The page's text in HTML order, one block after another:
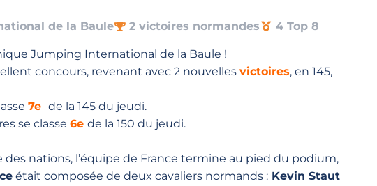
de la Baule 2 victoires normandes 4 Top 8
Jumping International de la Baule !
concours, revenant avec 2 nouvelles victoires, en 145,
7e de la 145 du jeudi.
se classe 6e de la 150 du jeudi.
des nations, l’équipe de France termine au pied du podium,
était composée de deux cavaliers normands :Kevin Staut